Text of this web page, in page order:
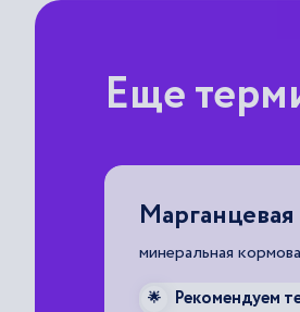
Еще
минеральная
🌟 Рекомендуем